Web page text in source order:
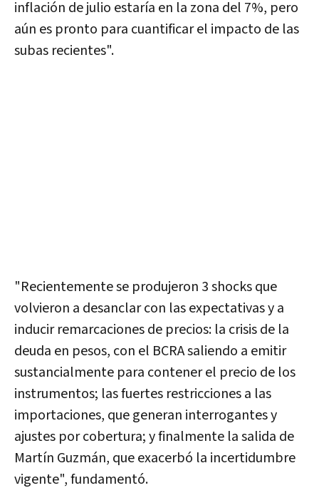
inflación de julio estaría en la zona del 7%, pero
aún es pronto para cuantificar el impacto de las
subas recientes".
"Recientemente se produjeron 3 shocks que
volvieron a desanclar con las expectativas y a
inducir remarcaciones de precios: la crisis de la
deuda en pesos, con el BCRA saliendo a emitir
sustancialmente para contener el precio de los
instrumentos; las fuertes restricciones a las
importaciones, que generan interrogantes y
ajustes por cobertura; y finalmente la salida de
Martín Guzmán, que exacerbó la incertidumbre
vigente", fundamentó.